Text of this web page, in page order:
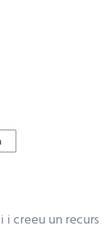
i creeu un recurs